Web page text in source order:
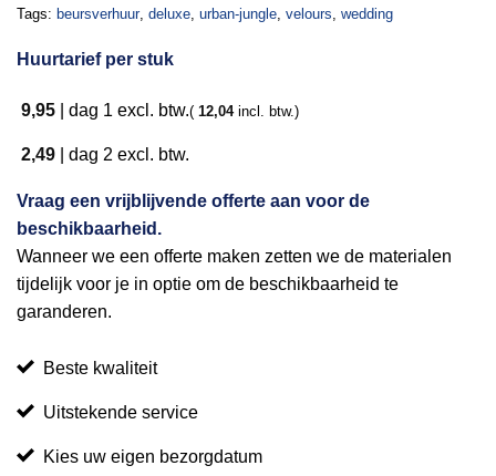
Tags: beursverhuur, deluxe urban-jungle velours wedding
Huurtarief per stuk
9,95 dag 1 excl. btw.( 12,04incl. btw.)
2,49 dag 2 excl. btw.
Vraag een vrijblijvende offerte aan voor de
beschikbaarheid.
Wanneer we een offerte maken zetten we de materialen
tijdelijk voor je in optie om de beschikbaarheid te
garanderen.
Beste kwaliteit
Uitstekende service
Kies uw eigen bezorgdatum